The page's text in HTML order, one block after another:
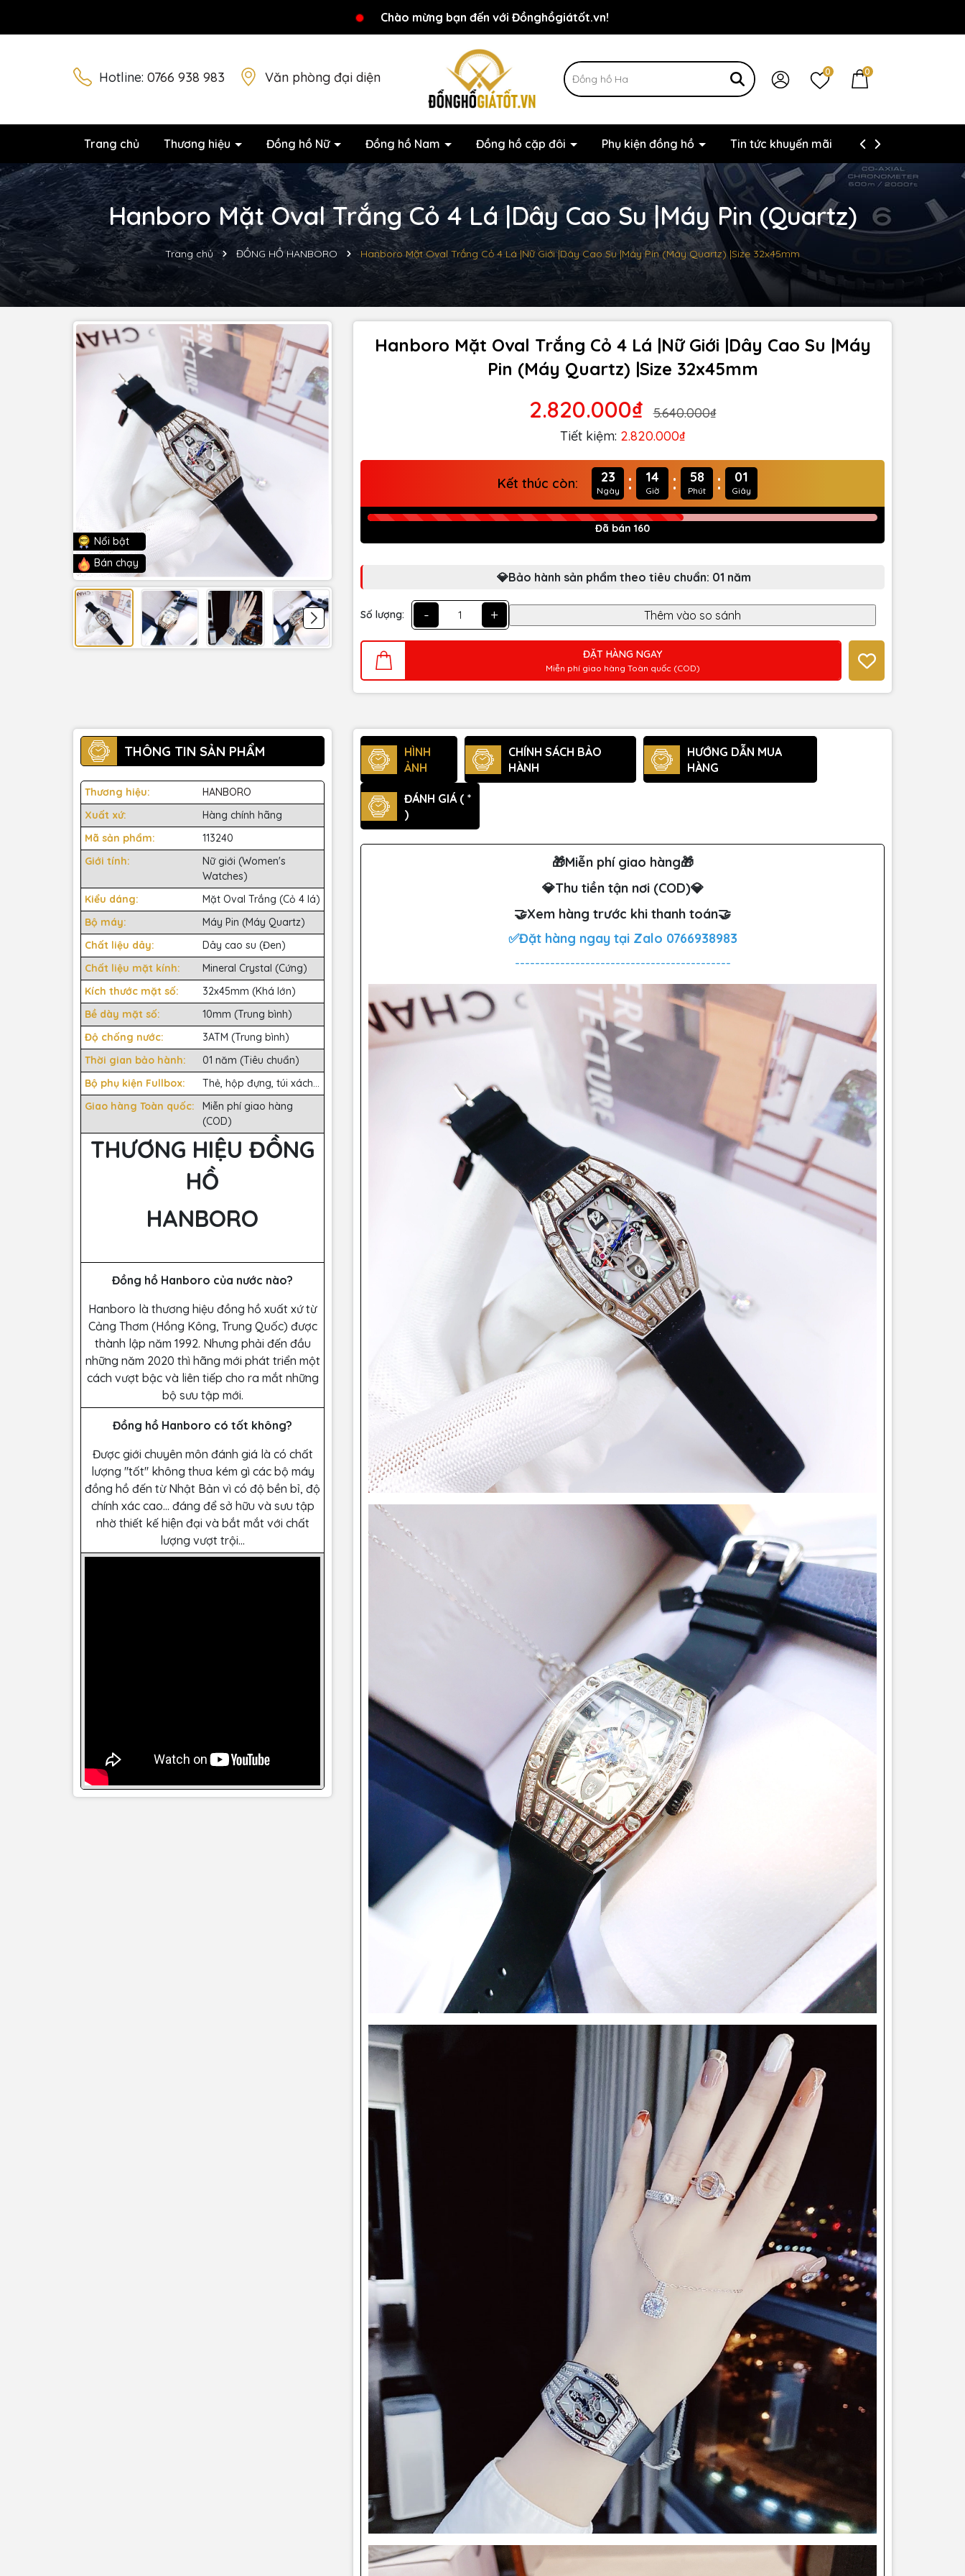
Chào mừng bạn đến với Đồnghồgiátốt.vn!
Chương trình khuyến mãi đang chờ đợi bạn
Hotline: 0766 938 983 Văn phòng đại diện 0 0
Trang chủ Thương hiệu Đồng hồ Nữ Đồng hồ Nam Đồng hồ cặp đôi Phụ kiện đồng hồ Tin tức khuyến mãi Thông tin liên hệ
Hanboro Mặt Oval Trắng Cỏ 4 Lá |Dây Cao Su |Máy Pin (Quartz)
Trang chủ ĐỒNG HỒ HANBORO Hanboro Mặt Oval Trắng Cỏ 4 Lá |Nữ Giới |Dây Cao Su |Máy Pin (Máy Quartz) |Size 32x45mm
Nổi bật
Bán chạy
Hanboro Mặt Oval Trắng Cỏ 4 Lá |Nữ Giới |Dây Cao Su |Máy
Pin (Máy Quartz) |Size 32x45mm
2.820.000₫
5.640.000₫
Tiết kiệm: 2.820.000₫
Kết thúc còn: 23
Ngày : 14
Giờ : 57
Phút : 59
Giây
Đã bán 160
💎Bảo hành sản phẩm theo tiêu chuẩn: 01 năm
Số lượng: - +
ĐẶT HÀNG NGAY
Miễn phí giao hàng Toàn quốc (COD)
THÔNG TIN SẢN PHẨM
Thương hiệu:
HANBORO
Xuất xứ:
Hàng chính hãng
Mã sản phẩm:
113240
Giới tính:
Nữ giới (Women's
Watches)
Kiểu dáng:
Mặt Oval Trắng (Cỏ 4 lá)
Bộ máy:
Máy Pin (Máy Quartz)
Chất liệu dây:
Dây cao su (Đen)
Chất liệu mặt kính:
Mineral Crystal (Cứng)
Kích thước mặt số:
32x45mm (Khá lớn)
Bề dày mặt số:
10mm (Trung bình)
Độ chống nước:
3ATM (Trung bình)
Thời gian bảo hành:
01 năm (Tiêu chuẩn)
Bộ phụ kiện Fullbox:
Thẻ, hộp đựng, túi xách...
Giao hàng Toàn quốc:
Miễn phí giao hàng
(COD)
THƯƠNG HIỆU ĐỒNG
HỒ
HANBORO
Đồng hồ Hanboro của nước nào?
Hanboro là thương hiệu đồng hồ xuất xứ từ
Cảng Thơm (Hồng Kông, Trung Quốc) được
thành lập năm 1992. Nhưng phải đến đầu
những năm 2020 thì hãng mới phát triển một
cách vượt bậc và liên tiếp cho ra mắt những
bộ sưu tập mới.
Đồng hồ Hanboro có tốt không?
Được giới chuyên môn đánh giá là có chất
lượng ''tốt'' không thua kém gì các bộ máy
đồng hồ đến từ Nhật Bản vì có độ bền bỉ, độ
chính xác cao… đáng để sở hữu và sưu tập
nhờ thiết kế hiện đại và bắt mắt với chất
lượng vượt trội...
HÌNH
ẢNH
CHÍNH SÁCH BẢO
HÀNH
HƯỚNG DẪN MUA
HÀNG
ĐÁNH GIÁ ( *
)
🎁Miễn phí giao hàng🎁
💎Thu tiền tận nơi (COD)💎
🤝Xem hàng trước khi thanh toán🤝
✅Đặt hàng ngay tại Zalo 0766938983
-------------------------------------------